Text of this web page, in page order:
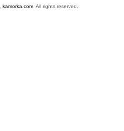
kamorka.com. All rights reserved.